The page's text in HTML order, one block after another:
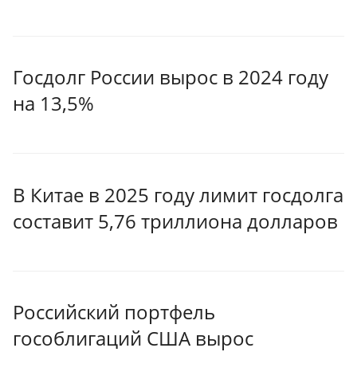
Госдолг России вырос в 2024 году
на 13,5%
В Китае в 2025 году лимит госдолга
составит 5,76 триллиона долларов
Российский портфель
гособлигаций США вырос